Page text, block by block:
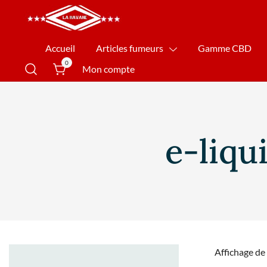
La Havane Nîmes
Accueil Articles fumeurs Gamme CBD
0
Mon compte
e-
Affichage